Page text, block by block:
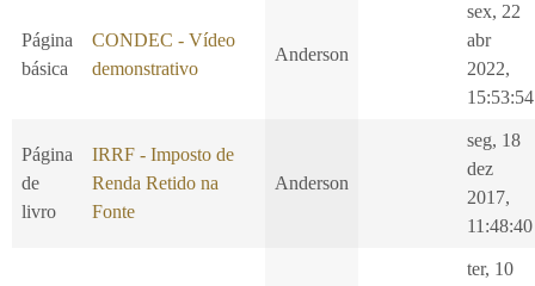
Página
básica
CONDEC - Vídeo
demonstrativo
Anderson
sex, 22
abr
2022,
15:53:54
Página
de
livro
IRRF - Imposto de
Renda Retido na
Fonte
Anderson
seg, 18
dez
2017,
11:48:40
ter, 10